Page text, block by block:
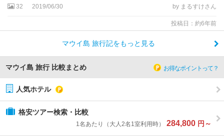
32 2019/06/30 by まるすけさん
投稿日：約6年前
マウイ島 旅行記をもっと見る
マウイ島 旅行 比較まとめ お得なポイントって？
人気ホテル
格安ツアー検索・比較
1名あたり（大人2名1室利用時） 284,800 円～